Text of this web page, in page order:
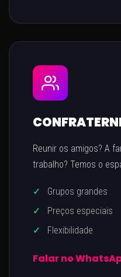
Reunir os amigos? A
trabalho? Temos o
✓
Grupos grandes
✓
Preços especiais
✓
Flexibilidade
Falar no